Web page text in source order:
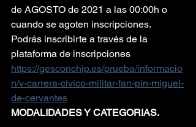
de AGOSTO de 2021 a las 00:00h o
cuando se agoten inscripciones.
Podrás inscribirte a través de la
plataforma de inscripciones
https://gesconchip.es/prueba/informacio
n/v-carrera-civico-militar-fan-pin-miguel-
de-cervantes
MODALIDADES Y CATEGORIAS.